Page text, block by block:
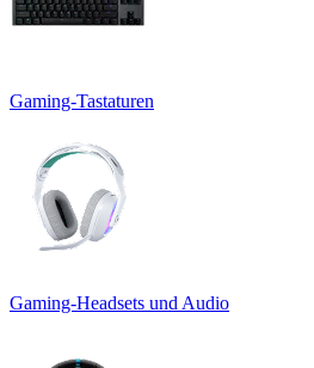
Gaming-Tastaturen
Gaming-Headsets und Audio